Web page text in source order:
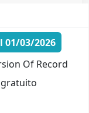
01/03/2026
Of Record
gratuito